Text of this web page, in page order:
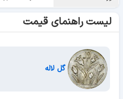
لیست راهنمای قیمت
گل لاله